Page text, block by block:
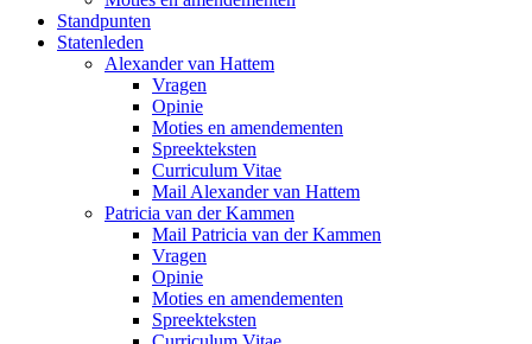
Standpunten
Statenleden
Alexander van Hattem
Vragen
Opinie
Moties en amendementen
Spreekteksten
Curriculum Vitae
Mail Alexander van Hattem
Patricia van der Kammen
Mail Patricia van der Kammen
Vragen
Opinie
Moties en amendementen
Spreekteksten